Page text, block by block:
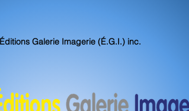
Galerie Imagerie (É.G.I.) inc.